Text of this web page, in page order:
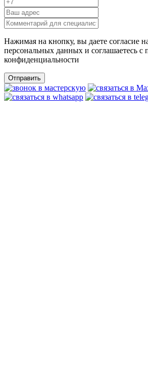
Нажимая на кнопку, вы даете согласие
персональных данных и соглашаетесь c
конфиденциальности
Отправить